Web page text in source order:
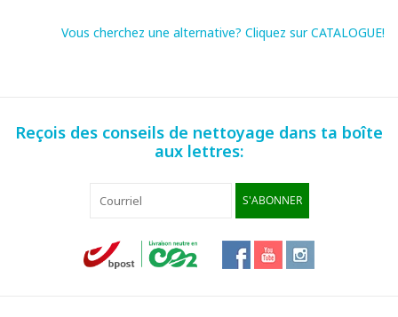
Vous cherchez une alternative? Cliquez sur CATALOGUE!
Reçois des conseils de nettoyage dans ta boîte
aux lettres:
S'ABONNER